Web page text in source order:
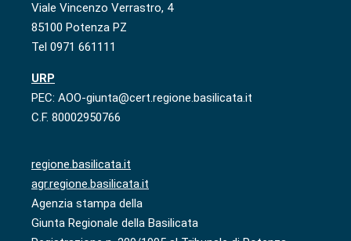
Viale Vincenzo Verrastro, 4
85100 Potenza PZ
Tel 0971 661111
URP
PEC: AOO-giunta@cert.regione.basilicata.it
C.F. 80002950766
regione.basilicata.it
agr.regione.basilicata.it
Agenzia stampa della
Giunta Regionale della Basilicata